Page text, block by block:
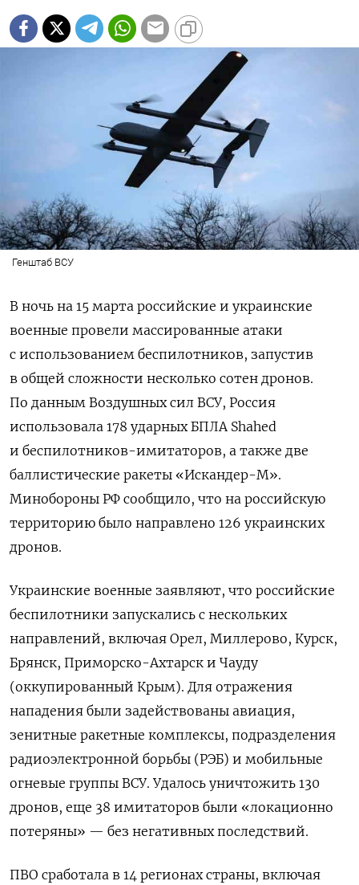
Генштаб ВСУ
В ночь на 15 марта российские и украинские
военные провели массированные атаки
с использованием беспилотников, запустив
в общей сложности несколько сотен дронов.
По данным Воздушных сил ВСУ, Россия
использовала 178 ударных БПЛА Shahed
и беспилотников-имитаторов, а также две
баллистические ракеты «Искандер-М».
Минобороны РФ сообщило, что на российскую
территорию было направлено 126 украинских
дронов.
Украинские военные заявляют, что российские
беспилотники запускались с нескольких
направлений, включая Орел, Миллерово, Курск,
Брянск, Приморско-Ахтарск и Чауду
(оккупированный Крым). Для отражения
нападения были задействованы авиация,
зенитные ракетные комплексы, подразделения
радиоэлектронной борьбы (РЭБ) и мобильные
огневые группы ВСУ. Удалось уничтожить 130
дронов, еще 38 имитаторов были «локационно
потеряны» — без негативных последствий.
ПВО сработала в 14 регионах страны, включая